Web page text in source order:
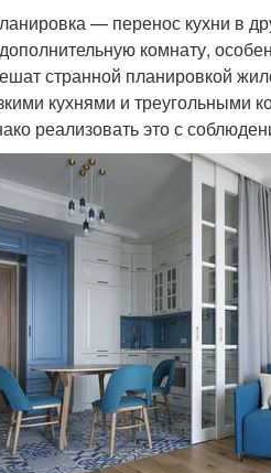
— перенос кухни в
комнату,
странной планировкой
кухнями и треугольными
реализовать это с